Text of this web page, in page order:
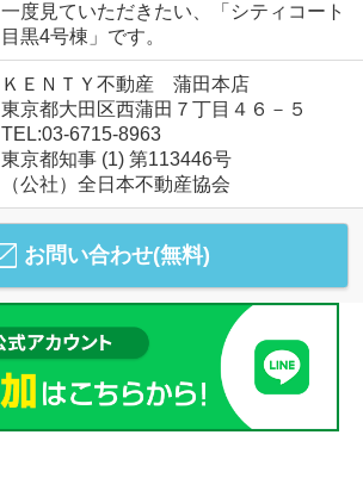
一度見ていただきたい、「シティコート
目黒4号棟」です。
ＫＥＮＴＹ不動産 蒲田本店
東京都大田区西蒲田７丁目４６－５
TEL:03-6715-8963
東京都知事 (1) 第113446号
（公社）全日本不動産協会
お問い合わせ(無料)